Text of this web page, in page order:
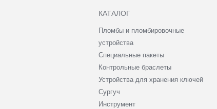
КАТАЛОГ
Пломбы и пломбировочные
устройства
Специальные пакеты
Контрольные браслеты
Устройства для хранения ключей
Сургуч
Инструмент